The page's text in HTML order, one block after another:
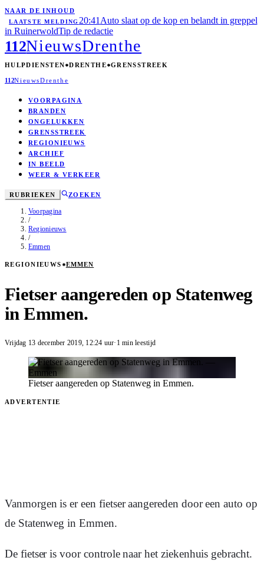
NAAR DE INHOUD
LAATSTE MELDING 20:41 Auto slaat op de kop en belandt in greppel
in RuinerwoldTip de redactie
112NieuwsDrenthe
HULPDIENSTEN DRENTHE GRENSSTREEK
112NieuwsDrenthe
VOORPAGINA
BRANDEN
ONGELUKKEN
GRENSSTREEK
REGIONIEUWS
ARCHIEF
IN BEELD
WEER & VERKEER
RUBRIEKEN ZOEKEN
Voorpagina
/
Regionieuws
/
Emmen
REGIONIEUWS EMMEN
Fietser aangereden op Statenweg
in Emmen.
Vrijdag 13 december 2019, 12:24 uur· 1 min leestijd
Fietser aangereden op Statenweg in Emmen.
ADVERTENTIE
Vanmorgen is er een fietser aangereden door een auto op
de Statenweg in Emmen.
De fietser is voor controle naar het ziekenhuis gebracht.